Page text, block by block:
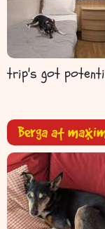
trip's got
Berga at